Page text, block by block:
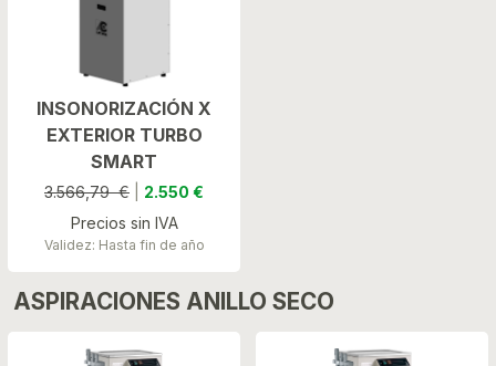
INSONORIZACIÓN X
EXTERIOR TURBO
SMART
3.566,79 €
2.550 €
Precios sin IVA
Validez: Hasta fin de año
ASPIRACIONES ANILLO SECO